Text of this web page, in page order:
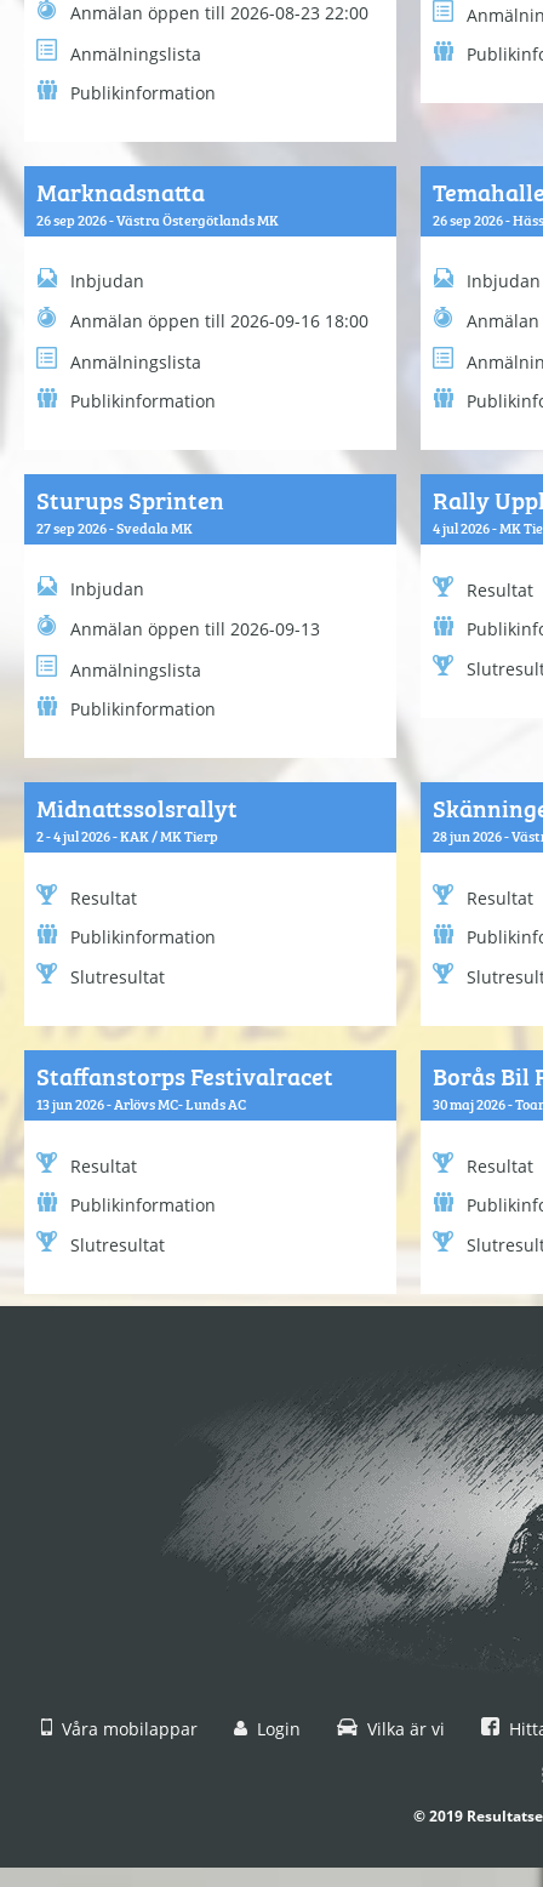
Anmälan öppen till 2026-08-23 22:00
Anmälningslista
Publikinformation
Marknadsnatta
26 sep 2026 - Västra Östergötlands MK
Inbjudan
Anmälan öppen till 2026-09-16 18:00
Anmälningslista
Publikinformation
26 sep 2026 -
Inbjudan
Sturups Sprinten
27 sep 2026 - Svedala MK
Inbjudan
Anmälan öppen till 2026-09-13
Anmälningslista
Publikinformation
Rally
4 jul 2026 - MK
Resultat
Midnattssolsrallyt
2 - 4 jul 2026 - KAK / MK Tierp
Resultat
Publikinformation
Slutresultat
28 jun 2026 -
Resultat
Staffanstorps Festivalracet
13 jun 2026 - Arlövs MC- Lunds AC
Resultat
Publikinformation
Slutresultat
Borås Bil
30 maj 2026 -
Resultat
Våra mobilappar Login Vilka är vi
© 2019